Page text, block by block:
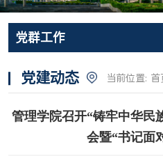
党群工作
党建动态 当前位置: 首
管理学院召开“铸牢中华民
会暨“书记面